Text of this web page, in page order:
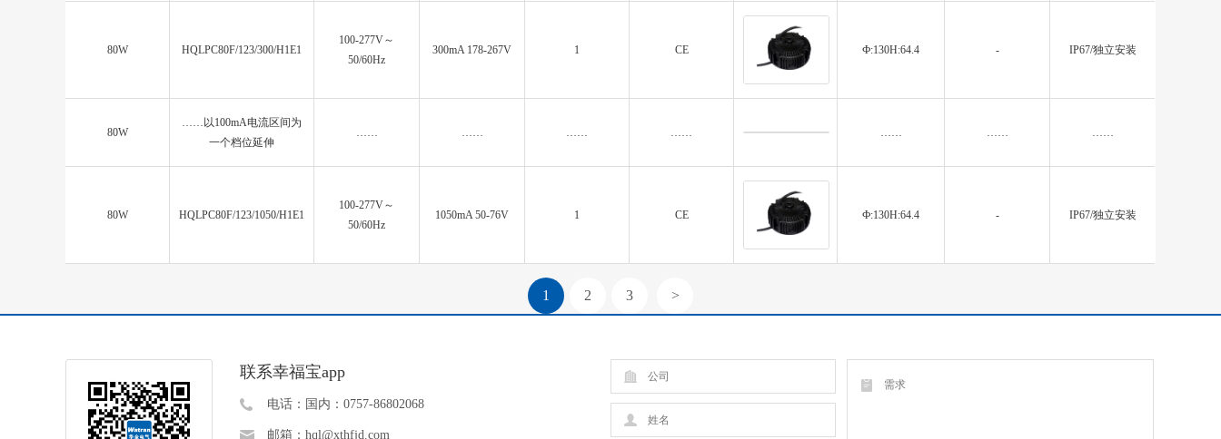
80W HQLPC80F/123/300/H1E1
100-277V～
50/60Hz
300mA 178-267V 1 CE Ф:130H:64.4 - IP67/独立安装
80W
……以100mA电流区间为
一个档位延伸
…… …… …… …… …… …… ……
80W HQLPC80F/123/1050/H1E1
100-277V～
50/60Hz
1050mA 50-76V 1 CE Ф:130H:64.4 - IP67/独立安装
1 2 3 >
联系幸福宝app
电话：国内：0757-86802068
邮箱：hql@xthfjd.com